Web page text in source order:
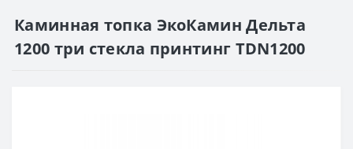
Каминная топка ЭкоКамин Дельта
1200 три стекла принтинг TDN1200